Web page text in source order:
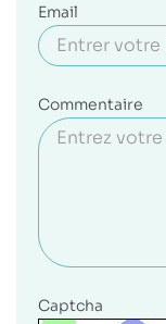
Email
Commentaire
Captcha